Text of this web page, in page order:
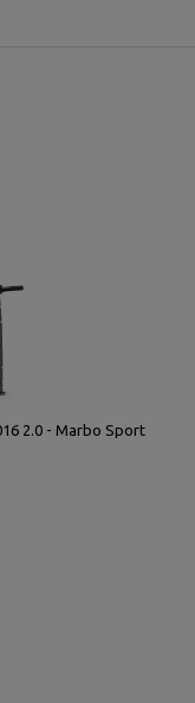
2.0 - Marbo Sport